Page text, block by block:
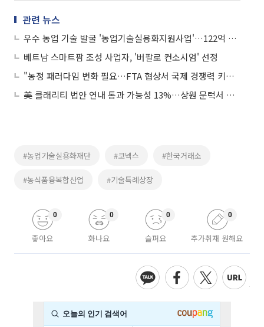
관련 뉴스
우수 농업 기술 발굴 '농업기술실용화지원사업'…122억 규모 추진
베트남 스마트팜 조성 사업자, '버팔로 컨소시엄' 선정
"농정 패러다임 변화 필요…FTA 협상서 국제 경쟁력 키워야'"
美 클래리티 법안 연내 통과 가능성 13%…상원 문턱서 제동
#농업기술실용화재단 #코넥스 #한국거래소
#농식품융복합산업 #기술특례상장
좋아요
0
화나요
0
슬퍼요
0
추가취재 원해요
0